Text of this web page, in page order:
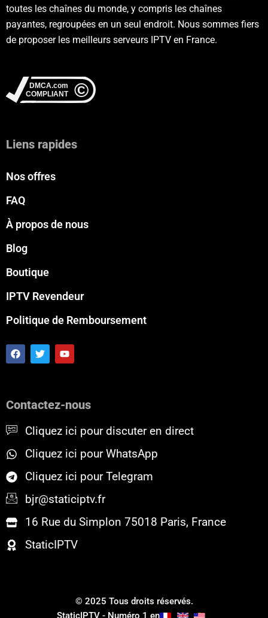
toutes les chaînes du monde, y compris les chaînes
payantes, regroupées en un seul endroit. Nous sommes fiers
de proposer les meilleurs serveurs IPTV en France.
Liens rapides
Nos offres
FAQ
À propos de nous
Blog
Boutique
IPTV Revendeur
Politique de Remboursement
F
a
c
o
T
w
i
r
Y
o
u
e
Contactez-nous
Cliquez ici pour discuter en direct
Cliquez ici pour WhatsApp
Cliquez ici pour Telegram
bjr@staticiptv.fr
16 Rue du Simplon 75018 Paris, France
StaticIPTV
© 2025 Tous droits réservés.
StaticIPTV - Numéro 1 en